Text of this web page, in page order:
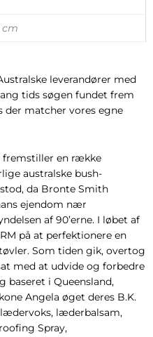
cm
leverandører med
tids søgen fundet frem
matcher vores egne
fremstiller en række
australske bush-
da Bronte Smith
ejendom nær
af 90’erne. I løbet af
på at perfektionere en
Som tiden gik, overtog
med at udvide og forbedre
baseret i Queensland,
Angela øget deres B.K.
læderbalsam,
Spray,